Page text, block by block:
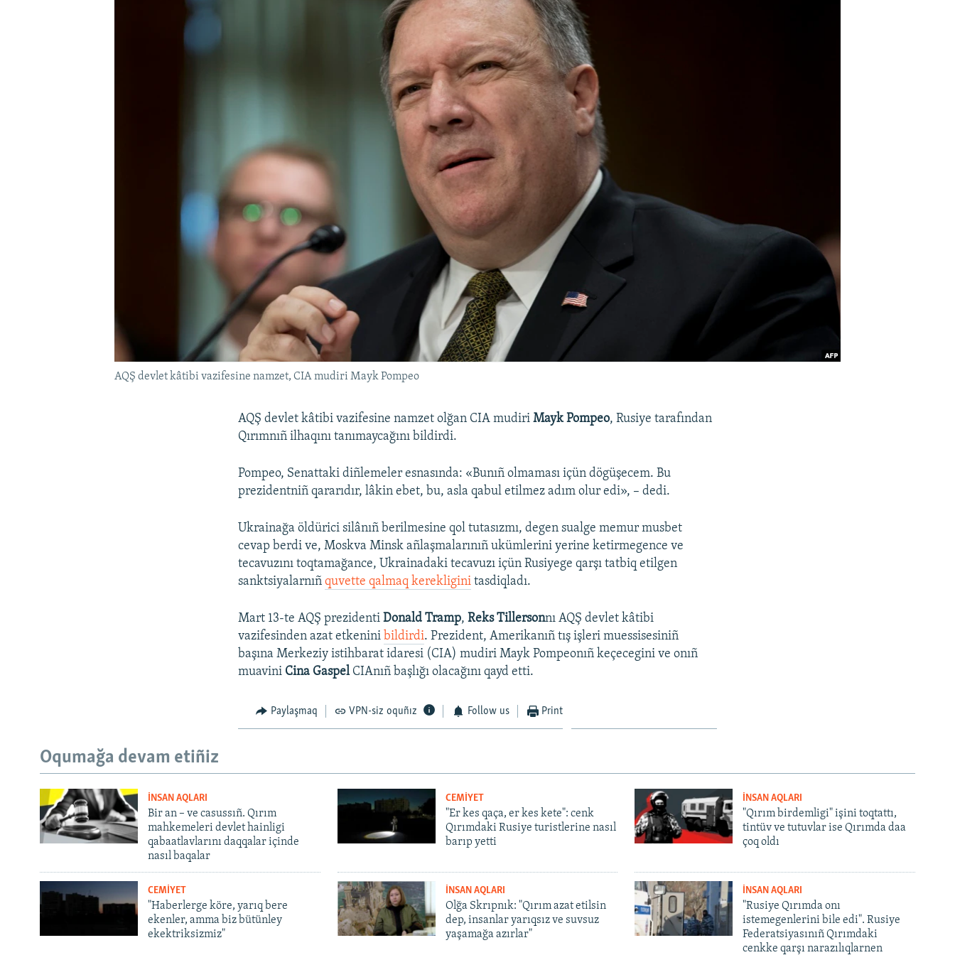
AQŞ devlet kâtibi vazifesine namzet, CIA mudiri Mayk Pompeo
AQŞ devlet kâtibi vazifesine namzet olğan CIA mudiriMayk Pompeo, Rusiye tarafından
Qırımnıñ ilhaqını tanımaycağını bildirdi.
Pompeo, Senattaki diñlemeler esnasında: «Bunıñ olmaması içün dögüşecem. Bu
prezidentniñ qararıdır, lâkin ebet, bu, asla qabul etilmez adım olur edi», – dedi.
Ukrainağa öldürici silânıñ berilmesine qol tutasızmı, degen sualge memur musbet
cevap berdi ve, Moskva Minsk añlaşmalarınıñ ukümlerini yerine ketirmegence ve
tecavuzını toqtamağance, Ukrainadaki tecavuzı içün Rusiyege qarşı tatbiq etilgen
sanktsiyalarnıñquvette qalmaq kerekligini tasdiqladı.
Mart 13-te AQŞ prezidentiDonald Tramp,Reks Tillersonnı AQŞ devlet kâtibi
vazifesinden azat etkenini bildirdi. Prezident, Amerikanıñ tış işleri muessisesiniñ
başına Merkeziy istihbarat idaresi (CIA) mudiri Mayk Pompeonıñ keçecegini ve onıñ
muavini Cina GaspelCIAnıñ başlığı olacağını qayd etti.
Paylaşmaq VPN-siz oquñız Follow us Print
Oqumağa devam etiñiz
İNSAN AQLARI
Bir an – ve casussıñ. Qırım
mahkemeleri devlet hainligi
qabaatlavlarını daqqalar içinde
nasıl baqalar
CEMİYET
"Er kes qaça, er kes kete": cenk
Qırımdaki Rusiye turistlerine nasıl
barıp yetti
İNSAN AQLARI
"Qırım birdemligi" işini toqtattı,
tintüv ve tutuvlar ise Qırımda daa
çoq oldı
CEMİYET
"Haberlerge köre, yarıq bere
ekenler, amma biz bütünley
ekektriksizmiz"
İNSAN AQLARI
Olğa Skrıpnık: "Qırım azat etilsin
dep, insanlar yarıqsız ve suvsuz
yaşamağa azırlar"
İNSAN AQLARI
"Rusiye Qırımda onı
istemegenlerini bile edi". Rusiye
Federatsiyasınıñ Qırımdaki
cenkke qarşı narazılıqlarnen